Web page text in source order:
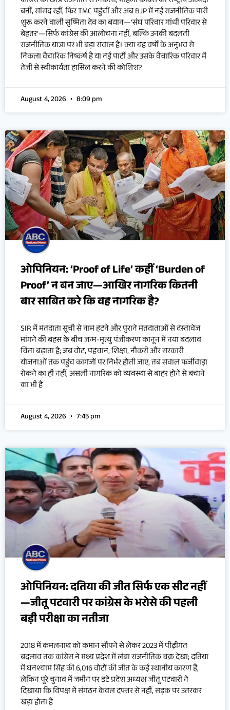
बनीं, सांसद रहीं, फिर TMC पहुंचीं और अब BJP में नई राजनीतिक पारी
शुरू करने वाली सुष्मिता देव का बयान—‘संघ परिवार गांधी परिवार से
बेहतर’—सिर्फ कांग्रेस की आलोचना नहीं, बल्कि उनकी बदलती
राजनीतिक यात्रा पर भी बड़ा सवाल है। क्या यह वर्षों के अनुभव से
निकला वैचारिक निष्कर्ष है या नई पार्टी और उसके वैचारिक परिवार में
तेजी से स्वीकार्यता हासिल करने की कोशिश?
August 4, 2026 8:09 pm
ओपिनियन: ‘Proof of Life’ कहीं ‘Burden of
Proof’ न बन जाए—आखिर नागरिक कितनी
बार साबित करे कि वह नागरिक है?
SIR में मतदाता सूची से नाम हटने और पुराने मतदाताओं से दस्तावेज
मांगने की बहस के बीच जन्म-मृत्यु पंजीकरण कानून में नया बदलाव
चिंता बढ़ाता है; जब वोट, पहचान, शिक्षा, नौकरी और सरकारी
योजनाओं तक पहुंच कागजों पर निर्भर होती जाए, तब सवाल फर्जीवाड़ा
रोकने का ही नहीं, असली नागरिक को व्यवस्था से बाहर होने से बचाने
का भी है
August 4, 2026 7:45 pm
ओपिनियन: दतिया की जीत सिर्फ एक सीट नहीं
—जीतू पटवारी पर कांग्रेस के भरोसे की पहली
बड़ी परीक्षा का नतीजा
2018 में कमलनाथ को कमान सौंपने से लेकर 2023 में पीढ़ीगत
बदलाव तक कांग्रेस ने मध्य प्रदेश में लंबा राजनीतिक चक्र देखा; दतिया
में घनश्याम सिंह की 6,016 वोटों की जीत के कई स्थानीय कारण हैं,
लेकिन पूरे चुनाव में जमीन पर डटे प्रदेश अध्यक्ष जीतू पटवारी ने
दिखाया कि विपक्ष में संगठन केवल दफ्तर से नहीं, सड़क पर उतरकर
खड़ा होता है